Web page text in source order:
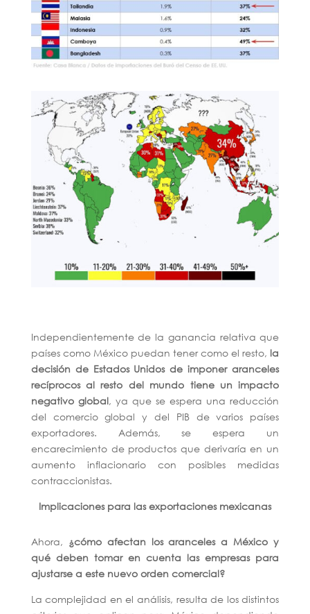
Independientemente de la ganancia relativa que
países como México puedan tener como el resto, la
decisión de Estados Unidos de imponer aranceles
recíprocos al resto del mundo tiene un impacto
negativo global, ya que se espera una reducción
del comercio global y del PIB de varios países
exportadores. Además, se espera un
encarecimiento de productos que derivaría en un
aumento inflacionario con posibles medidas
contraccionistas.
Implicaciones para las exportaciones mexicanas
Ahora, ¿cómo afectan los aranceles a México y
qué deben tomar en cuenta las empresas para
ajustarse a este nuevo orden comercial?
La complejidad en el análisis, resulta de los distintos